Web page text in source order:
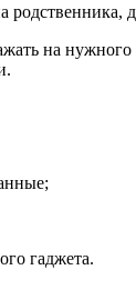
родственника,
на нужного
гаджета.